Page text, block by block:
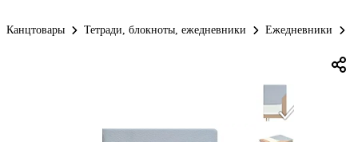
Канцтовары Тетради, блокноты, ежедневники Ежедневники